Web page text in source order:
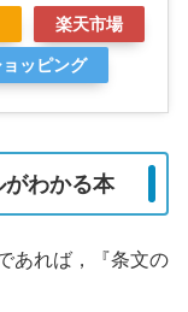
楽天市場
ッピング
わかる本
あれば，『条文の